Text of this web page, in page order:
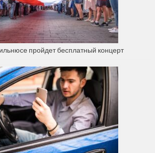
пройдет бесплатный концерт